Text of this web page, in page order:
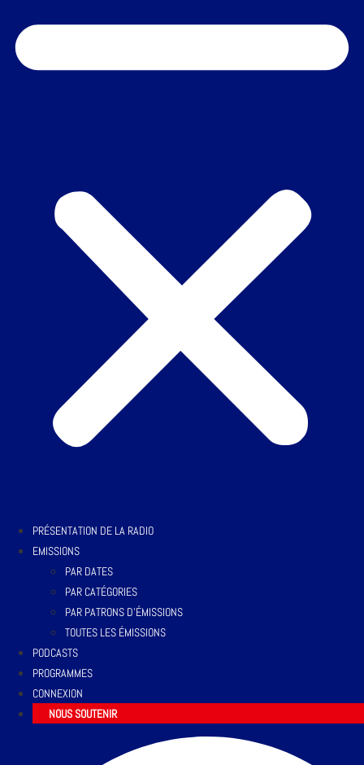
PRÉSENTATION DE LA RADIO
EMISSIONS
PAR DATES
PAR CATÉGORIES
PAR PATRONS D’ÉMISSIONS
TOUTES LES ÉMISSIONS
PODCASTS
PROGRAMMES
CONNEXION
NOUS SOUTENIR